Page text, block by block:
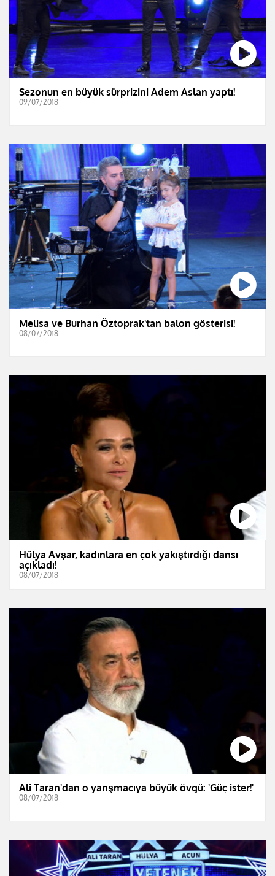
Sezonun en büyük sürprizini Adem Aslan yaptı!
09/07/2018
Melisa ve Burhan Öztoprak'tan balon gösterisi!
08/07/2018
Hülya Avşar, kadınlara en çok yakıştırdığı dansı
açıkladı!
08/07/2018
Ali Taran'dan o yarışmacıya büyük övgü: 'Güç ister!'
08/07/2018